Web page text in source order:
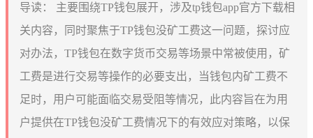
导读：
主要围绕TP钱包展开，涉及tp钱包app官方下载相
关内容，同时聚焦于TP钱包没矿工费这一问题，探讨应
对办法，TP钱包在数字货币交易等场景中常被使用，矿
工费是进行交易等操作的必要支出，当钱包内矿工费不
足时，用户可能面临交易受阻等情况，此内容旨在为用
户提供在TP钱包没矿工费情况下的有效应对策略，以保